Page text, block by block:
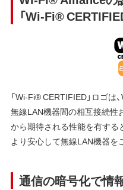
「Wi-Fi®
「Wi-Fi® CERTIFIED」ロゴ
無線LAN機器間の相互接続性
から期待される性能を有する
より安心して無線LAN機器を
通信の暗号化で情